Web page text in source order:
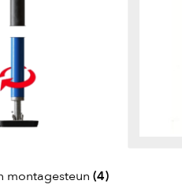
montagesteun (4)